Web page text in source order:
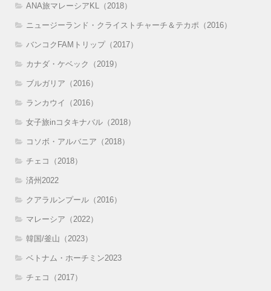
ANA旅マレーシアKL（2018）
ニュージーランド・クライストチャーチ＆テカポ（2016）
バンコクFAMトリップ（2017）
カナダ・ケベック（2019）
ブルガリア（2016）
ランカウイ（2016）
女子旅inコタキナバル（2018）
コソボ・アルバニア（2018）
チェコ（2018）
済州2022
クアラルンプール（2016）
マレーシア（2022）
韓国/釜山（2023）
ベトナム・ホーチミン2023
チェコ（2017）